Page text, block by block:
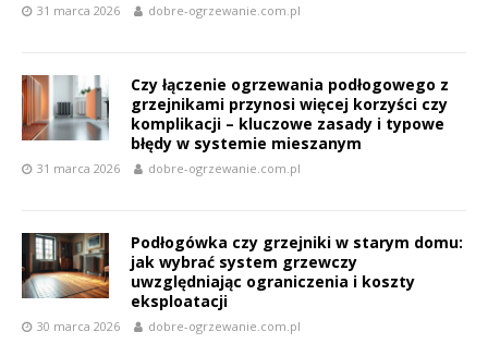
31 marca 2026 dobre-ogrzewanie.com.pl
Czy łączenie ogrzewania podłogowego z
grzejnikami przynosi więcej korzyści czy
komplikacji – kluczowe zasady i typowe
błędy w systemie mieszanym
31 marca 2026 dobre-ogrzewanie.com.pl
Podłogówka czy grzejniki w starym domu:
jak wybrać system grzewczy
uwzględniając ograniczenia i koszty
eksploatacji
30 marca 2026 dobre-ogrzewanie.com.pl